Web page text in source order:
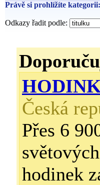
Právě si prohlížíte
Odkazy řadit podle:
Česká
Přes 6
hodinek